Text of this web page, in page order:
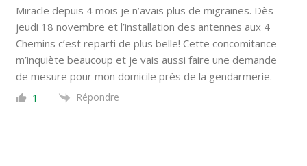
Miracle depuis 4 mois je n’avais plus de migraines. Dès
jeudi 18 novembre et l’installation des antennes aux 4
Chemins c’est reparti de plus belle! Cette concomitance
m’inquiète beaucoup et je vais aussi faire une demande
de mesure pour mon domicile près de la gendarmerie.
1 Répondre